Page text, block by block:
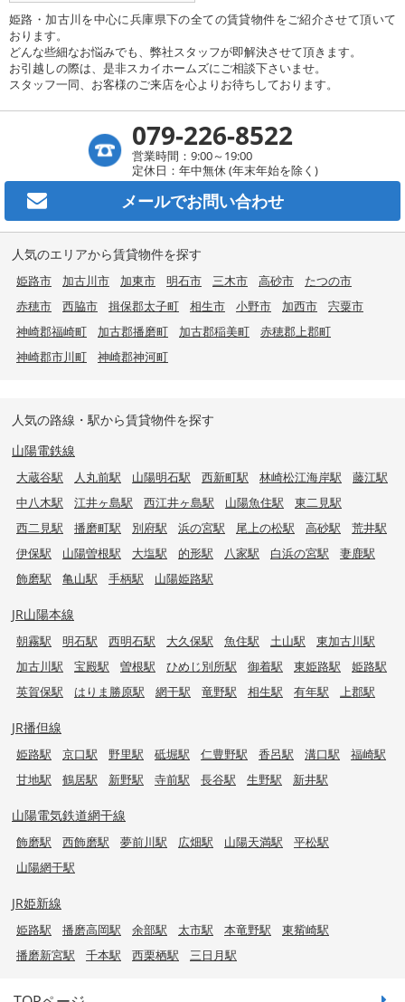
姫路・加古川を中心に兵庫県下の全ての賃貸物件をご紹介させて頂いて
おります。
どんな些細なお悩みでも、弊社スタッフが即解決させて頂きます。
お引越しの際は、是非スカイホームズにご相談下さいませ。
スタッフ一同、お客様のご来店を心よりお待ちしております。
079-226-8522
営業時間：9:00～19:00
定休日：年中無休 (年末年始を除く)
メールでお問い合わせ
人気のエリアから賃貸物件を探す
姫路市 加古川市 加東市 明石市 三木市 高砂市
たつの市
赤穂市
西脇市 揖保郡太子町 相生市 小野市 加西市
宍粟市
神崎郡福崎町
加古郡播磨町 加古郡稲美町
赤穂郡上郡町
神崎郡市川町
神崎郡神河町
人気の路線・駅から賃貸物件を探す
山陽電鉄線
大蔵谷駅 人丸前駅 山陽明石駅 西新町駅 林崎松江海岸駅
藤江駅
中八木駅
江井ヶ島駅 西江井ヶ島駅 山陽魚住駅
東二見駅
西二見駅
播磨町駅 別府駅 浜の宮駅 尾上の松駅 高砂駅
荒井駅
伊保駅
山陽曽根駅 大塩駅 的形駅 八家駅 白浜の宮駅
妻鹿駅
飾磨駅
亀山駅 手柄駅 山陽姫路駅
JR山陽本線
朝霧駅 明石駅 西明石駅 大久保駅 魚住駅 土山駅
東加古川駅
加古川駅
宝殿駅 曽根駅 ひめじ別所駅 御着駅 東姫路駅
姫路駅
英賀保駅
はりま勝原駅 網干駅 竜野駅 相生駅 有年駅 上郡駅
JR播但線
姫路駅 京口駅 野里駅 砥堀駅 仁豊野駅 香呂駅 溝口駅
福崎駅
甘地駅
鶴居駅 新野駅 寺前駅 長谷駅 生野駅 新井駅
山陽電気鉄道網干線
飾磨駅 西飾磨駅 夢前川駅 広畑駅 山陽天満駅
平松駅
山陽網干駅
JR姫新線
姫路駅 播磨高岡駅 余部駅 太市駅 本竜野駅
東觜崎駅
播磨新宮駅
千本駅 西栗栖駅 三日月駅